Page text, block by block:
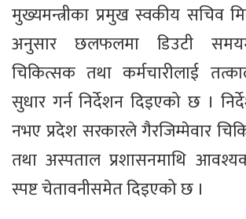
मुख्यमन्त्रीका प्रमुख स्वकीय सचिव
अनुसार छलफलमा डिउटी
चिकित्सक तथा कर्मचारीलाई
सुधार गर्न निर्देशन दिइएको छ ।
नभए प्रदेश सरकारले गैरजिम्मेवार
तथा अस्पताल प्रशासनमाथि
स्पष्ट चेतावनीसमेत दिइएको छ ।